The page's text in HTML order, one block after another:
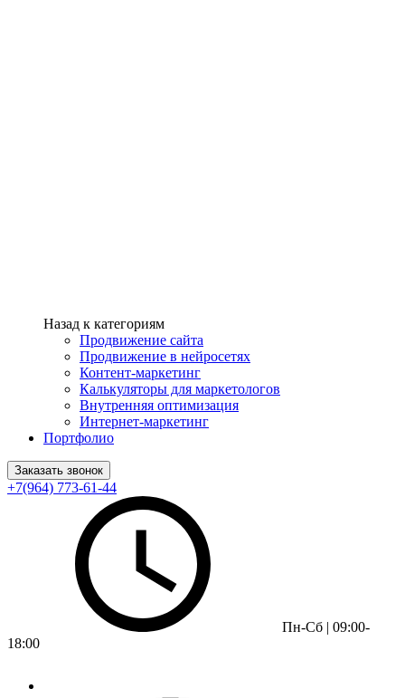
Назад к категориям
Продвижение сайта
Продвижение в нейросетях
Контент-маркетинг
Калькуляторы для маркетологов
Внутренняя оптимизация
Интернет-маркетинг
Портфолио
Заказать звонок
+7(964) 773-61-44
Пн-Сб | 09:00-
18:00